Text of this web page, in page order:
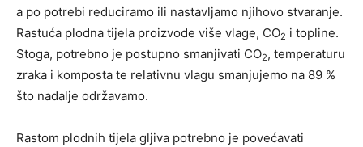
a po potrebi reduciramo ili nastavljamo njihovo stvaranje.
Rastuća plodna tijela proizvode više vlage, CO2 i topline.
Stoga, potrebno je postupno smanjivati CO2, temperaturu
zraka i komposta te relativnu vlagu smanjujemo na 89 %
što nadalje održavamo.
Rastom plodnih tijela gljiva potrebno je povećavati